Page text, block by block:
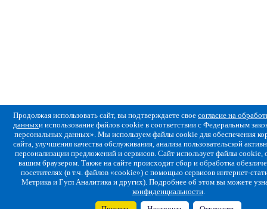
Продолжая использовать сайт, вы подтверждаете свое согласие на
данныхи использование файлов cookie в соответствии с Федеральным
персональных данных». Мы используем файлы cookie для обеспечения
сайта, улучшения качества обслуживания, анализа пользовательской
персонализации предложений и сервисов. Сайт использует файлы cookie,
вашим браузером. Также на сайте происходит сбор и обработка
посетителях (в т.ч. файлов «cookie») с помощью сервисов интернет-
Метрика и Гугл Аналитика и других). Подробнее об этом вы можете
конфиденциальности.